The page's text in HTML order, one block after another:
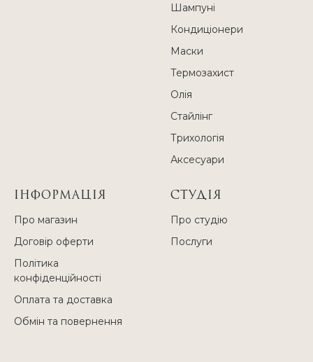
Шампуні
Кондиціонери
Маски
Термозахист
Олія
Стайлінг
Трихологія
Аксесуари
ІНФОРМАЦІЯ
Про магазин
Договір оферти
Політика
конфіденційності
Оплата та доставка
Обмін та повернення
СТУДІЯ
Про студію
Послуги